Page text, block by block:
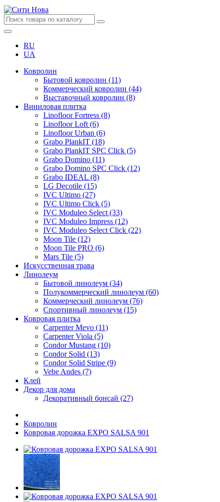
RU
UA
Ковролин
Бытовой ковролин (11)
Коммерческий ковролин (44)
Выставочный ковролин (8)
Виниловая плитка
Linofloor Fortress (8)
Linofloor Loft (6)
Linofloor Urban (6)
Grabo PlankIT (18)
Grabo PlankIT SPC Click (5)
Grabo Domino (11)
Grabo Domino SPC Click (12)
Grabo IDEAL (8)
LG Decotile (15)
IVC Ultimo (27)
IVC Ultimo Click (5)
IVC Moduleo Select (33)
IVC Moduleo Impress (12)
IVC Moduleo Select Click (22)
Moon Tile (12)
Moon Tile PRO (6)
Mars Tile (5)
Искусcтвенная трава
Линолеум
Бытовой линолеум (34)
Полукоммерческий линолеум (60)
Коммерческий линолеум (76)
Спортивный линолеум (15)
Ковровая плитка
Carpenter Mevo (11)
Carpenter Viola (5)
Condor Mustang (10)
Condor Solid (13)
Condor Solid Stripe (9)
Vebe Andes (7)
Клей
Декор для дома
Декоративный бонсай (27)
Ковролин
Ковровая дорожка EXPO SALSA 901